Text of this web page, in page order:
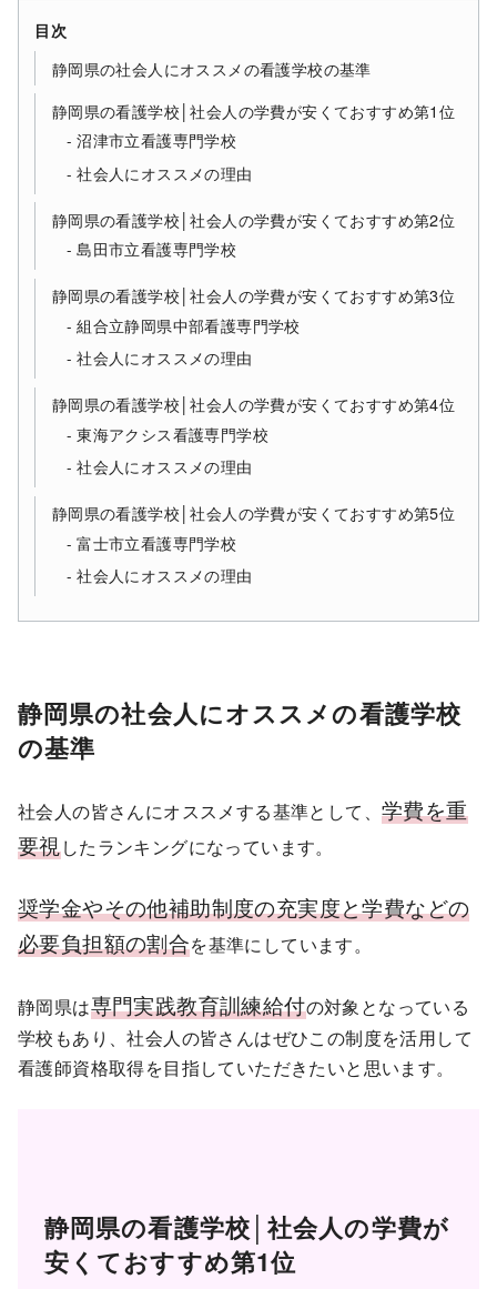
目次
静岡県の社会人にオススメの看護学校の基準
静岡県の看護学校│社会人の学費が安くておすすめ第1位
沼津市立看護専門学校
社会人にオススメの理由
静岡県の看護学校│社会人の学費が安くておすすめ第2位
島田市立看護専門学校
静岡県の看護学校│社会人の学費が安くておすすめ第3位
組合立静岡県中部看護専門学校
社会人にオススメの理由
静岡県の看護学校│社会人の学費が安くておすすめ第4位
東海アクシス看護専門学校
社会人にオススメの理由
静岡県の看護学校│社会人の学費が安くておすすめ第5位
富士市立看護専門学校
社会人にオススメの理由
静岡県の社会人にオススメの看護学校
の基準
社会人の皆さんにオススメする基準として、 学費を重
要視したランキングになっています。
奨学金やその他補助制度の充実度と学費などの
必要負担額の割合を基準にしています。
静岡県は専門実践教育訓練給付の対象となっている
学校もあり、社会人の皆さんはぜひこの制度を活用して
看護師資格取得を目指していただきたいと思います。
静岡県の看護学校│社会人の学費が
安くておすすめ第1位